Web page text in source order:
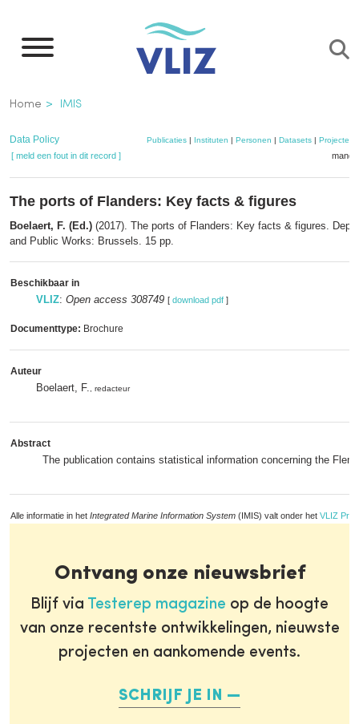
naar
inhoud
gaan
Kruimelpad
Home IMIS
Data Policy Publicaties | Instituten | Personen | Datasets | Projecten
[ meld een fout in dit record ]
The ports of Flanders: Key facts & figures
Boelaert, F. (Ed.) (2017). The ports of Flanders: Key facts & figures.
and Public Works: Brussels. 15 pp.
Beschikbaar in
VLIZ: Open access 308749 [ download pdf ]
Documenttype: Brochure
Auteur
Boelaert, F. , redacteur
Abstract
The publication contains statistical information concerning the
Alle informatie in het Integrated Marine Information System (IMIS) valt onder het VLIZ
Ontvang onze nieuwsbrief
Blijf via Testerep magazine op de hoogte
van onze recentste ontwikkelingen, nieuwste
projecten en aankomende events.
SCHRIJF JE IN